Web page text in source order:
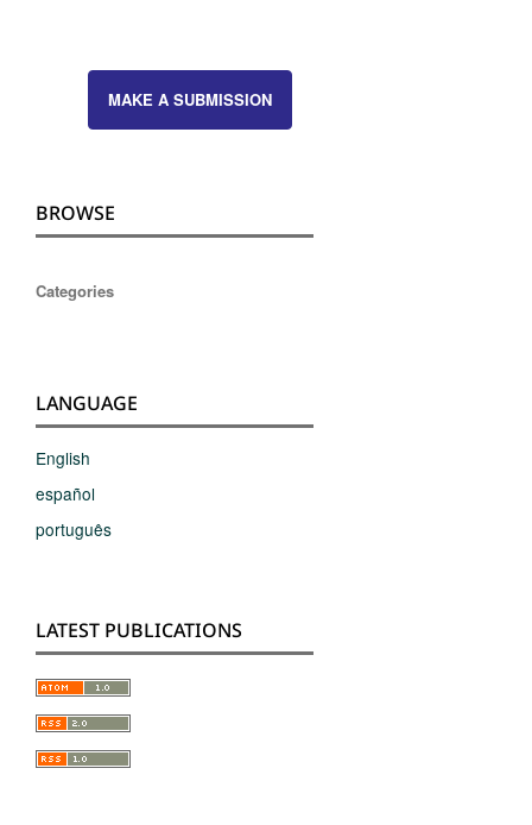
MAKE A SUBMISSION
BROWSE
Categories
LANGUAGE
English
español
português
LATEST PUBLICATIONS